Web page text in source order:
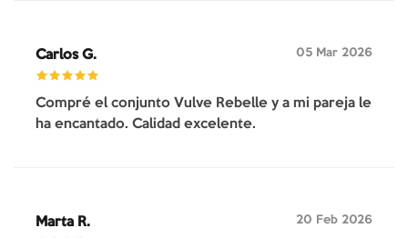
Carlos G. 05 Mar 2026
Compré el conjunto Vulve Rebelle y a mi pareja le
ha encantado. Calidad excelente.
Marta R. 20 Feb 2026